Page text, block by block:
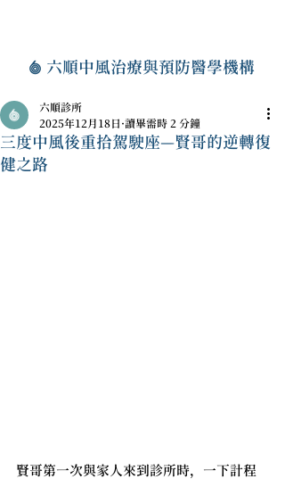
六順中風治療與預防醫學機構
三度中風後重拾駕駛座—賢哥的逆轉復
健之路
六順診所
2025年12月18日 讀畢需時 2 分鐘
賢哥第一次與家人來到診所時，一下計程